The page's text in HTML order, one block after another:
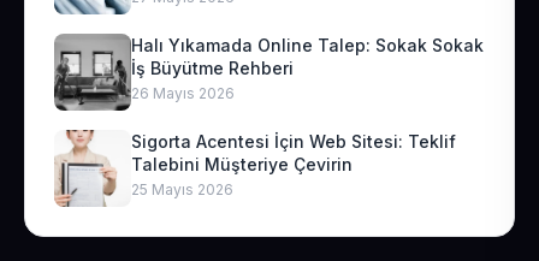
Halı Yıkamada Online Talep: Sokak Sokak
İş Büyütme Rehberi
26 Mayıs 2026
Sigorta Acentesi İçin Web Sitesi: Teklif
Talebini Müşteriye Çevirin
25 Mayıs 2026